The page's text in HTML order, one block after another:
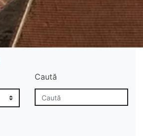
Caută